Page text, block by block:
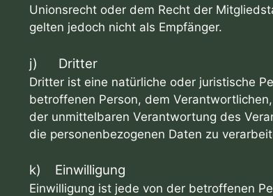
Unionsrecht oder dem Recht der
gelten jedoch nicht als Empfänger.
j) Dritter
Dritter ist eine natürliche oder juristische
betroffenen Person, dem
der unmittelbaren Verantwortung des
die personenbezogenen Daten zu
k) Einwilligung
Einwilligung ist jede von der betroffenen